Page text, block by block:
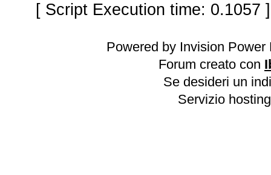
[ Script Execution time:
Powered by Invision
Forum creato con
Se desideri un
Servizio